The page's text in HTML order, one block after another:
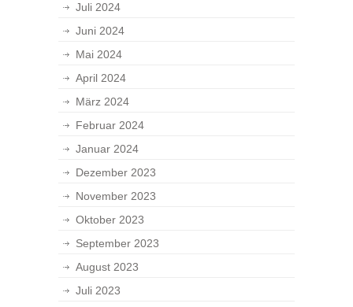
Juli 2024
Juni 2024
Mai 2024
April 2024
März 2024
Februar 2024
Januar 2024
Dezember 2023
November 2023
Oktober 2023
September 2023
August 2023
Juli 2023